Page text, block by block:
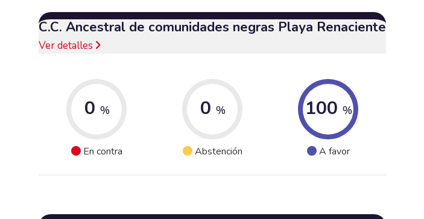
C.C. Ancestral de comunidades negras Playa Renaciente
Ver detalles
0 %
En contra
0 %
Abstención
100 %
A favor